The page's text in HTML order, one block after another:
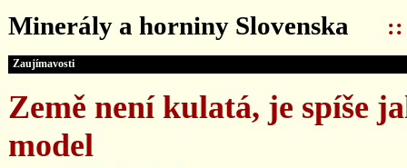
Minerály a horniny Slovenska ::
Zaujímavosti
Země není kulatá, je spíše
model